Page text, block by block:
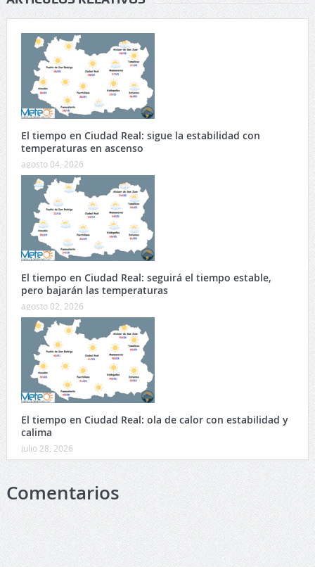
El tiempo en Ciudad Real: sigue la estabilidad con
temperaturas en ascenso
agosto 04, 2026
El tiempo en Ciudad Real: seguirá el tiempo estable,
pero bajarán las temperaturas
agosto 02, 2026
El tiempo en Ciudad Real: ola de calor con estabilidad y
calima
julio 28, 2026
Comentarios